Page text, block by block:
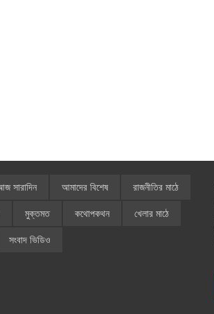
সারাদিন আমাদের বিশেষ রাজনীতির মাঠে
মুক্তমত কথোপকথন খেলার মাঠে
সংবাদ ভিডিও